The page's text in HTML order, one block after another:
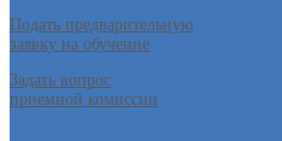
Подать предварительную
заявку на обучение
Задать вопрос
приемной комиссии